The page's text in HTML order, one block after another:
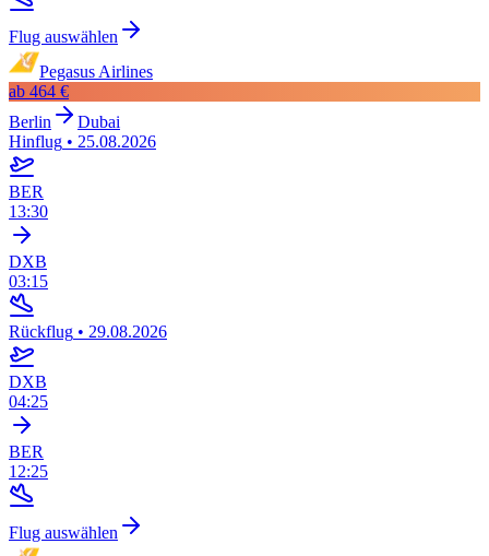
Flug auswählen
Pegasus Airlines
ab 464 €
Berlin
Dubai
Hinflug • 25.08.2026
BER
13:30
DXB
03:15
Rückflug • 29.08.2026
DXB
04:25
BER
12:25
Flug auswählen